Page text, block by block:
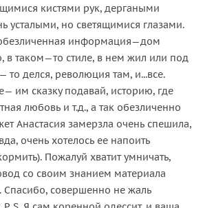
кистями рук, дергаными
усталыми, но светящимися глазами.
информация—дом
в таком—то стиле, в нем жил или под
то делся, революция там, и...все.
им сказку подавай, историю, где
любовь и т.д., а так обезличенно
Анастасия замерзла очень спешила,
очень хотелось ее напоить
Пожалуй хватит умничать,
со своим знанием материала
Спасибо, совершенно не жаль